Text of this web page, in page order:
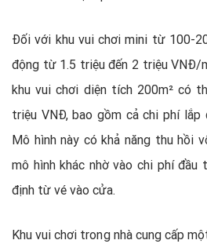
Đối với khu vui chơi mini từ 100-
động từ 1.5 triệu đến 2 triệu VNĐ/
khu vui chơi diện tích 200m² có
triệu VNĐ, bao gồm cả chi phí
Mô hình này có khả năng thu hồi
mô hình khác nhờ vào chi phí
định từ vé vào cửa.
Khu vui chơi trong nhà cung cấp